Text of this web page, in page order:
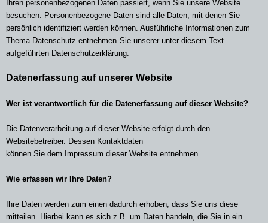
Ihren personenbezogenen Daten passiert, wenn Sie unsere Website
besuchen. Personenbezogene Daten sind alle Daten, mit denen Sie
persönlich identifiziert werden können. Ausführliche Informationen zum
Thema Datenschutz entnehmen Sie unserer unter diesem Text
aufgeführten Datenschutzerklärung.
Datenerfassung auf unserer Website
Wer ist verantwortlich für die Datenerfassung auf dieser Website?
Die Datenverarbeitung auf dieser Website erfolgt durch den
Websitebetreiber. Dessen Kontaktdaten
können Sie dem Impressum dieser Website entnehmen.
Wie erfassen wir Ihre Daten?
Ihre Daten werden zum einen dadurch erhoben, dass Sie uns diese
mitteilen. Hierbei kann es sich z.B. um Daten handeln, die Sie in ein